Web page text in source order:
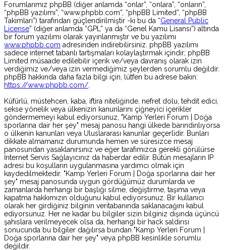
Forumlarımız phpBB (diğer anlamda “onlar”, “onlara”, “onların”,
“phpBB yazılımı”, “www.phpbb.com”, “phpBB Limited”, “phpBB
Takımları”) tarafından güçlendirilmiştir -ki bu da “General Public
License” (diğer anlamda “GPL” ya da “Genel Kamu Lisansı”) altında
bir forum yazılımı olarak yayınlanmıştır ve bu yazılımı
www.phpbb.com adresinden indirebilirsiniz. phpBB yazılımı
sadece internet tabanlı tartışmaları kolaylaştırmak içindir; phpBB
Limited müsaade edilebilir içerik ve/veya davranış olarak izin
verdiğimiz ve/veya izin vermediğimiz şeylerden sorumlu değildir.
phpBB hakkında daha fazla bilgi için, lütfen bu adrese bakın:
https://www.phpbb.com/.
Küfürlü, müstehcen, kaba, iftira niteliğinde, nefret dolu, tehdit edici,
sekse yönelik veya ülkenizin kanunlarını çiğneyici içerikler
göndermemeyi kabul ediyorsunuz, "Kamp Yerleri Forum | Doğa
sporlarına dair her şey" mesaj panosu hangi ülkede barındırılıyorsa
o ülkenin kanunları veya Uluslararası kanunlar geçerlidir. Bunları
dikkate almamanız durumunda hemen ve süresizce mesaj
panosundan yasaklanırsınız ve eğer tarafımızca gerekli görülürse
İnternet Servis Sağlayıcınız da haberdar edilir. Bütün mesajların IP
adresi bu koşulların uygulanmasına yardımcı olmak için
kaydedilmektedir. "Kamp Yerleri Forum | Doğa sporlarına dair her
şey" mesaj panosunda uygun gördüğümüz durumlarda ve
zamanlarda herhangi bir başlığı silme, değiştirme, taşıma veya
kapatma hakkımızın olduğunu kabul ediyorsunuz. Bir kullanıcı
olarak her girdiğiniz bilginin veritabanında saklanacağını kabul
ediyorsunuz. Her ne kadar bu bilgiler sizin bilginiz dışında üçüncü
şahıslara verilmeyecek olsa da, herhangi bir hack saldırısı
sonucunda bu bilgiler dağılırsa bundan "Kamp Yerleri Forum |
Doğa sporlarına dair her şey" veya phpBB kesinlikle sorumlu
değildir.